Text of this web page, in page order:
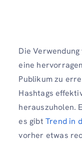
Die
eine
Publikum zu
Hashtags
herauszuholen.
es gibt Trend in
vorher etwas